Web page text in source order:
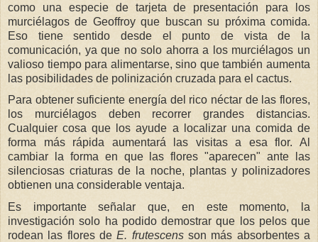
como una especie de tarjeta de presentación para los
murciélagos de Geoffroy que buscan su próxima comida.
Eso tiene sentido desde el punto de vista de la
comunicación, ya que no solo ahorra a los murciélagos un
valioso tiempo para alimentarse, sino que también aumenta
las posibilidades de polinización cruzada para el cactus.
Para obtener suficiente energía del rico néctar de las flores,
los murciélagos deben recorrer grandes distancias.
Cualquier cosa que los ayude a localizar una comida de
forma más rápida aumentará las visitas a esa flor. Al
cambiar la forma en que las flores "aparecen" ante las
silenciosas criaturas de la noche, plantas y polinizadores
obtienen una considerable ventaja.
Es importante señalar que, en este momento, la
investigación solo ha podido demostrar que los pelos que
rodean las flores deE. frutescensson más absorbentes a